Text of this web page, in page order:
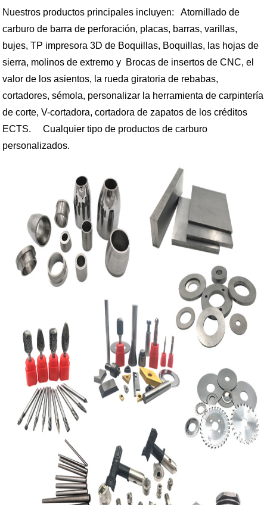
Nuestros productos principales incluyen: Atornillado de
carburo de barra de perforación, placas, barras, varillas,
bujes, TP impresora 3D de Boquillas, Boquillas, las hojas de
sierra, molinos de extremo y Brocas de insertos de CNC, el
valor de los asientos, la rueda giratoria de rebabas,
cortadores, sémola, personalizar la herramienta de carpintería
de corte, V-cortadora, cortadora de zapatos de los créditos
ECTS. Cualquier tipo de productos de carburo
personalizados.